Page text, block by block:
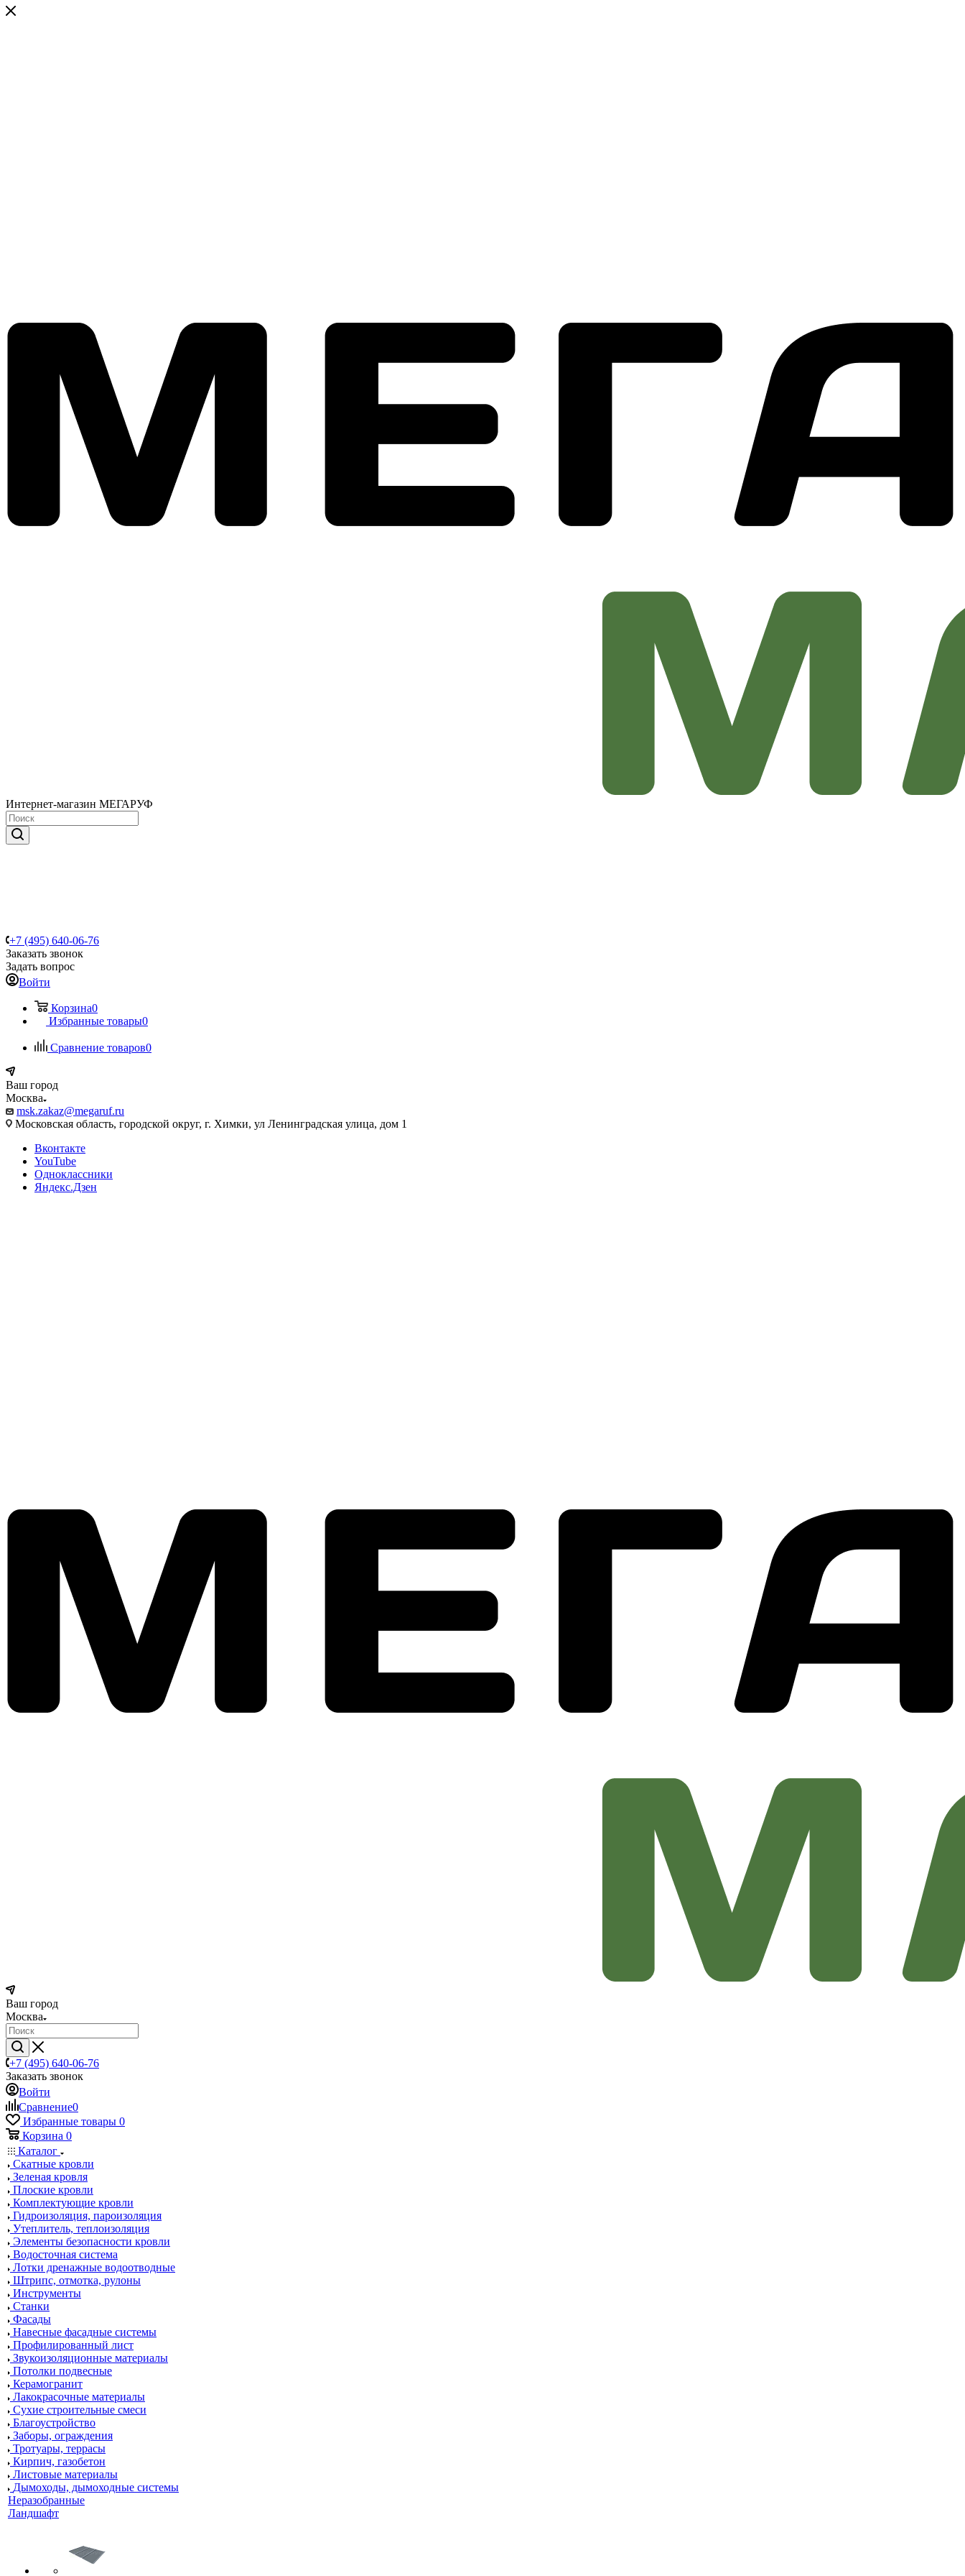
Интернет-магазин МЕГАРУФ
+7 (495) 640-06-76
Заказать звонок
Задать вопрос
Войти
Корзина0
Избранные товары0
Сравнение товаров0
Ваш город
Москва
msk.zakaz@megaruf.ru
Московская область, городской округ, г. Химки, ул Ленинградская улица, дом 1
Вконтакте
YouTube
Одноклассники
Яндекс.Дзен
Ваш город
Москва
+7 (495) 640-06-76
Заказать звонок
Войти
Сравнение0
Избранные товары 0
Корзина 0
Каталог
Скатные кровли
Зеленая кровля
Плоские кровли
Комплектующие кровли
Гидроизоляция, пароизоляция
Утеплитель, теплоизоляция
Элементы безопасности кровли
Водосточная система
Лотки дренажные водоотводные
Штрипс, отмотка, рулоны
Инструменты
Станки
Фасады
Навесные фасадные системы
Профилированный лист
Звукоизоляционные материалы
Потолки подвесные
Керамогранит
Лакокрасочные материалы
Сухие строительные смеси
Благоустройство
Заборы, ограждения
Тротуары, террасы
Кирпич, газобетон
Листовые материалы
Дымоходы, дымоходные системы
Неразобранные
Ландшафт